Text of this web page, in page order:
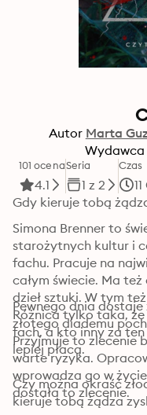
Autor Marta
Wydawca
101 ocena
4.1
Seria
1 z 2
Czas
Simona Brenner to
starożytnych kultur i
fachu. Pracuje na
całym świecie. Ma
dzieł sztuki. W tym
Różnica tylko taka,
fach, a kto inny za
Pewnego dnia
złotego diademu
Przyjmuje to zlecenie
warte ryzyka.
wprowadza go w
dostała to zlecenie.
Czy można okraść
kieruje tobą żądza